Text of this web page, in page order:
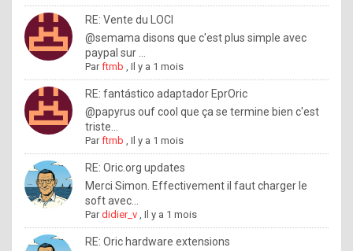
a
n
t
o
n
o
w
h
o
RE: Vente du LOCI
@semama disons que c'est plus simple avec
paypal sur ...
Parftmb ,Il y a 1 mois
RE: fantástico adaptador EprOric
@papyrus ouf cool que ça se termine bien c'est
triste...
Parftmb ,Il y a 1 mois
RE: Oric.org updates
Merci Simon. Effectivement il faut charger le
soft avec...
Pardidier_v ,Il y a 1 mois
RE: Oric hardware extensions